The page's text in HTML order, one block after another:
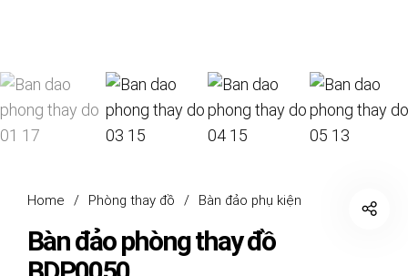
Home / Phòng thay đồ / Bàn đảo phụ kiện
Bàn đảo phòng thay đồ